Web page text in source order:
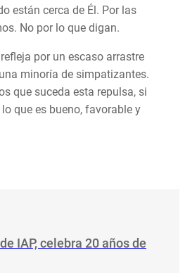
están cerca de Él. Por las
No por lo que digan.
por un escaso arrastre
minoría de simpatizantes.
que suceda esta repulsa, si
que es bueno, favorable y
IAP, celebra 20 años de